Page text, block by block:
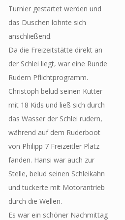
Turnier gestartet werden und
das Duschen lohnte sich
anschließend.
Da die Freizeitstätte direkt an
der Schlei liegt, war eine Runde
Rudern Pflichtprogramm.
Christoph belud seinen Kutter
mit 18 Kids und ließ sich durch
das Wasser der Schlei rudern,
während auf dem Ruderboot
von Philipp 7 Freizeitler Platz
fanden. Hansi war auch zur
Stelle, belud seinen Schleikahn
und tuckerte mit Motorantrieb
durch die Wellen.
Es war ein schöner Nachmittag